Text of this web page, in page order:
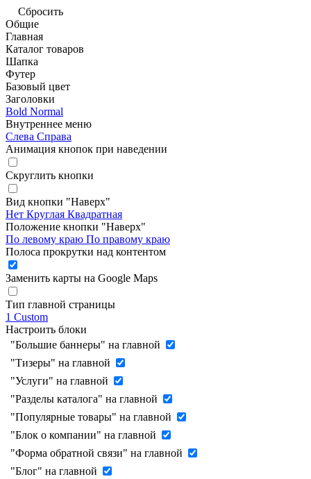
Сбросить
Общие
Главная
Каталог товаров
Шапка
Футер
Базовый цвет
Заголовки
Bold Normal
Внутреннее меню
Слева Справа
Анимация кнопок при наведении
Скруглить кнопки
Вид кнопки "Наверх"
Нет Круглая Квадратная
Положение кнопки "Наверх"
По левому краю По правому краю
Полоса прокрутки над контентом
Заменить карты на Google Maps
Тип главной страницы
1 Custom
Настроить блоки
"Большие баннеры" на главной
"Тизеры" на главной
"Услуги" на главной
"Разделы каталога" на главной
"Популярные товары" на главной
"Блок о компании" на главной
"Форма обратной связи" на главной
"Блог" на главной